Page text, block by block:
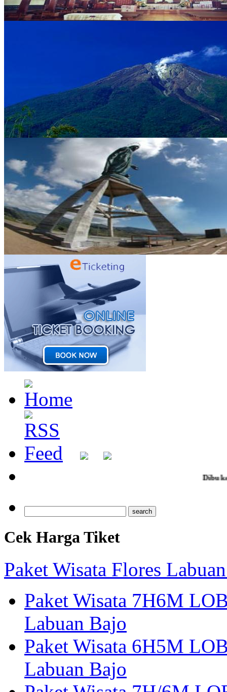
Dibuka
Cek Harga Tiket
Paket Wisata Flores
Paket Wisata 7H6M
Labuan Bajo
Paket Wisata 6H5M
Labuan Bajo